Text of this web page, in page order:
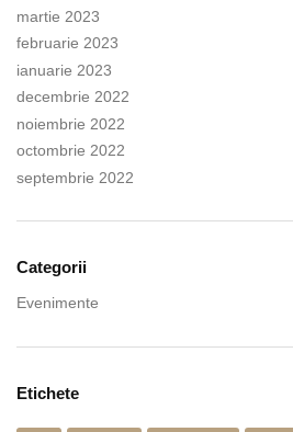
martie 2023
februarie 2023
ianuarie 2023
decembrie 2022
noiembrie 2022
octombrie 2022
septembrie 2022
Categorii
Evenimente
Etichete